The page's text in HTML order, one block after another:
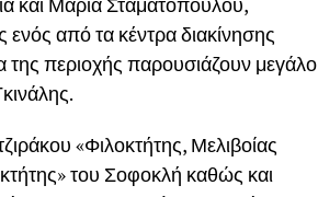
και Μαρία Σταματοπούλου,
από τα κέντρα διακίνησης
της περιοχής παρουσιάζουν μεγάλο
«Φιλοκτήτης, Μελιβοίας
του Σοφοκλή καθώς και